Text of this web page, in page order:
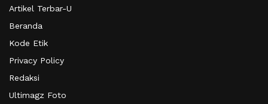
Artikel Terbar-U
Beranda
Kode Etik
Privacy Policy
Redaksi
Ultimagz Foto